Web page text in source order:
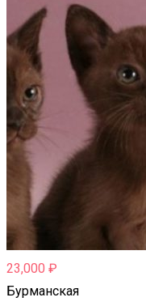
23,000 ₽
Бурманская